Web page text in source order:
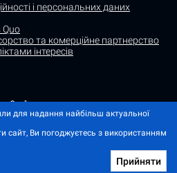
і персональних даних
Quo
та комерційне партнерство
інтересів
Quo" дозволяється за умови
- гіперпосилання) на "Status quo".
і "Прес-релізи" розміщуються
некомерційного партнерства.
Quo" або не містять інформації
або згенерованими ШІ
для надання найбільш актуальної
сайт, Ви погоджуєтесь з використанням
Прийняти